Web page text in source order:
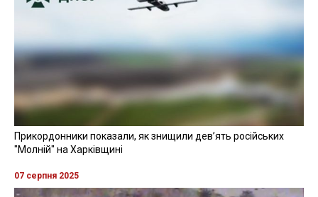
Прикордонники показали, як знищили девʼять російських
"Молній" на Харківщині
07 серпня 2025